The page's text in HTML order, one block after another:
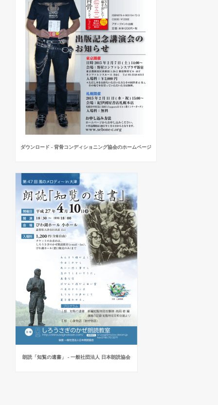
ダウンロード - 背骨コンディショニング協会のホームページ
朗読「知覧の遺書」 - 一般社団法人 日本朗読協会